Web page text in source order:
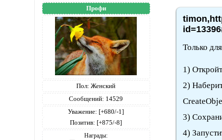
Профи
Пол: Женский
Сообщений: 14529
Уважение: [+680/-1]
Позитив: [+875/-8]
Награды:
Только
1)
2)
3)
4)